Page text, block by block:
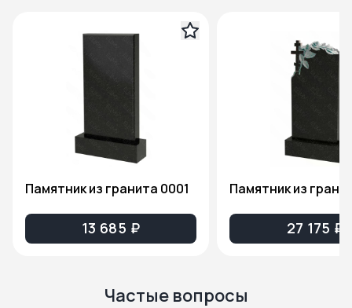
Памятник из гранита 0001
13 685 ₽ 27 175 ₽
Частые вопросы